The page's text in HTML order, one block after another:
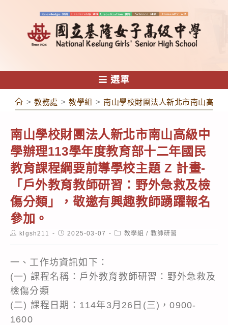
容
選單
> 教務處 > 教學組 > 南山學校財團法人新北市南山高級
南山學校財團法人新北市南山高級中
學辦理113學年度教育部十二年國民
教育課程綱要前導學校主題 Z 計畫-
「戶外教育教師研習：野外急救及檢
傷分類」，敬邀有興趣教師踴躍報名
參加。
Postklgsh211
Post2025-03-07
Post教學組 / 教師研習
一、工作坊資訊如下：
(一) 課程名稱：戶外教育教師研習：野外急救及
檢傷分類
(二) 課程日期：114年3月26日(三)，0900-
1600